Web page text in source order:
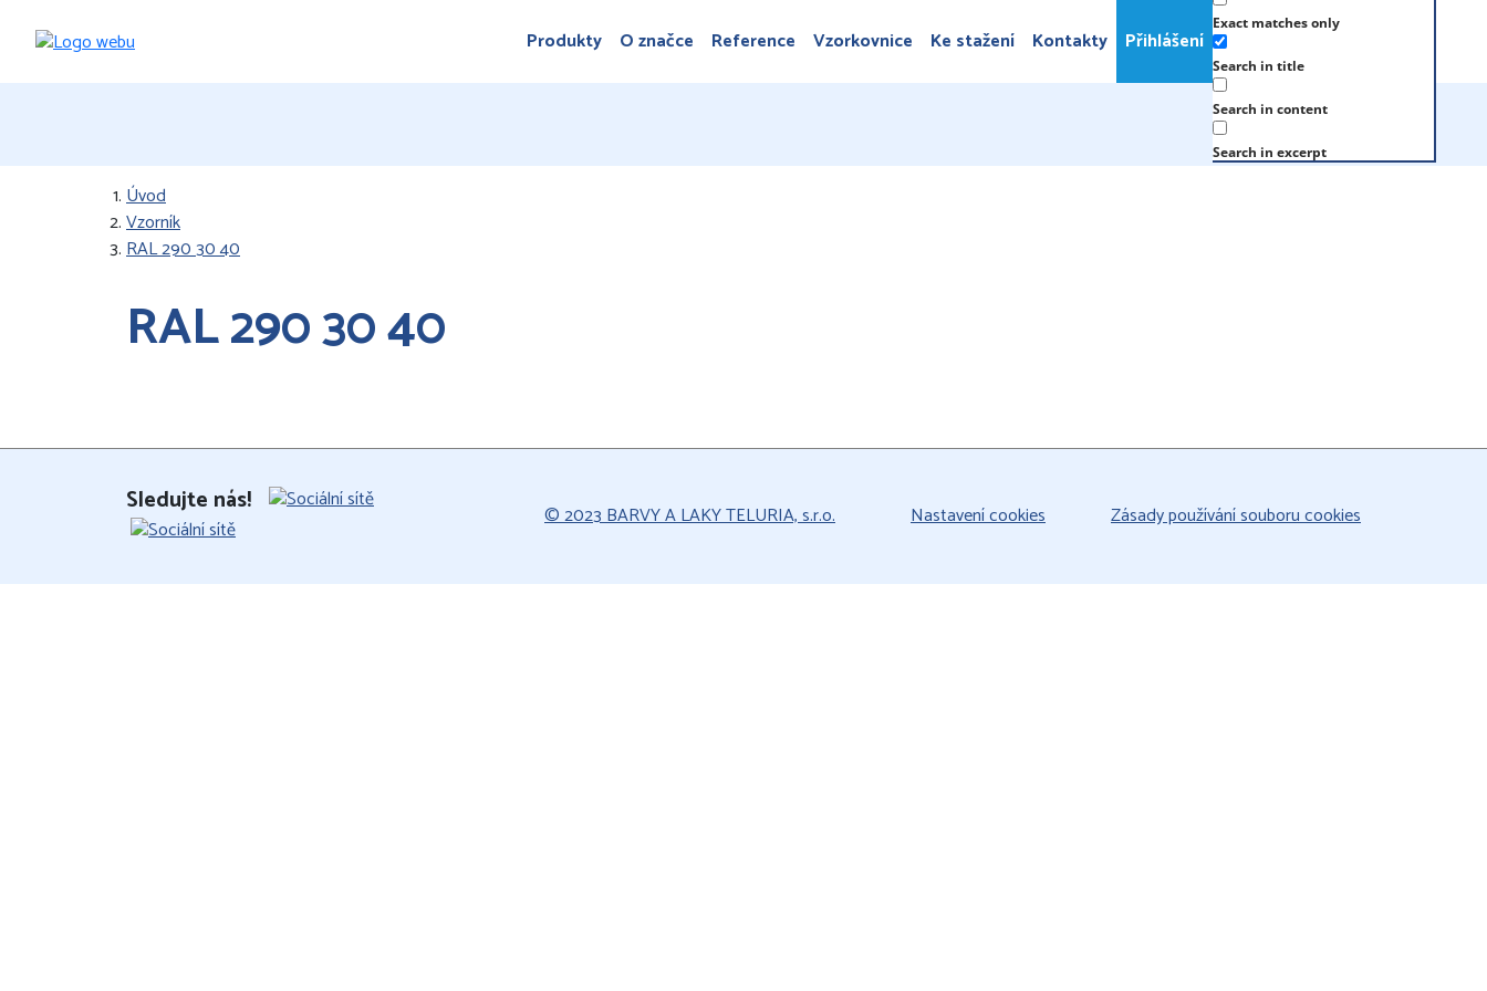
Produkty O značce Reference Vzorkovnice Ke stažení Kontakty Přihlášení
Exact matches only
Search in title
Search in content
Search in excerpt
Úvod
Vzorník
RAL 290 30 40
RAL 290 30 40
Sledujte nás! © 2023 BARVY A LAKY TELURIA, s.r.o. Nastavení cookies Zásady používání souboru cookies